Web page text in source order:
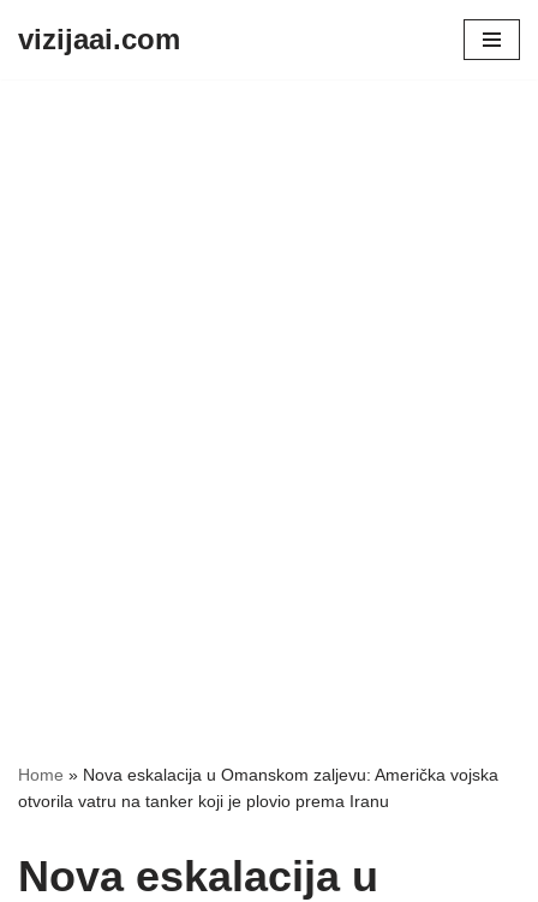
vizijaai.com
Home » Nova eskalacija u Omanskom zaljevu: Američka vojska
otvorila vatru na tanker koji je plovio prema Iranu
Nova eskalacija u